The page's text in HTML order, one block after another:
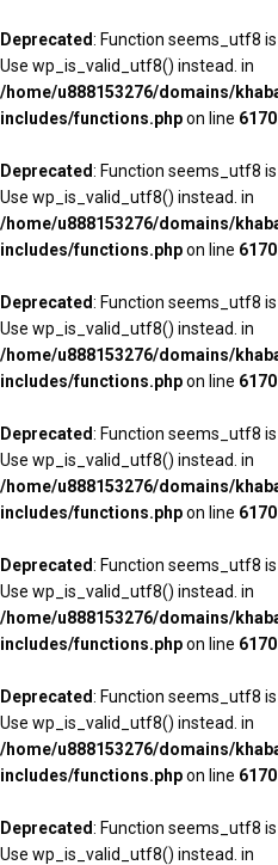
Deprecated: Function seems_utf8 is
Use wp_is_valid_utf8() instead. in
/home/u888153276/domains/
includes/functions.phpon line 6170
Deprecated: Function seems_utf8 is
Use wp_is_valid_utf8() instead. in
/home/u888153276/domains/
includes/functions.phpon line 6170
Deprecated: Function seems_utf8 is
Use wp_is_valid_utf8() instead. in
/home/u888153276/domains/
includes/functions.phpon line 6170
Deprecated: Function seems_utf8 is
Use wp_is_valid_utf8() instead. in
/home/u888153276/domains/
includes/functions.phpon line 6170
Deprecated: Function seems_utf8 is
Use wp_is_valid_utf8() instead. in
/home/u888153276/domains/
includes/functions.phpon line 6170
Deprecated: Function seems_utf8 is
Use wp_is_valid_utf8() instead. in
/home/u888153276/domains/
includes/functions.phpon line 6170
Deprecated: Function seems_utf8 is
Use wp_is_valid_utf8() instead. in